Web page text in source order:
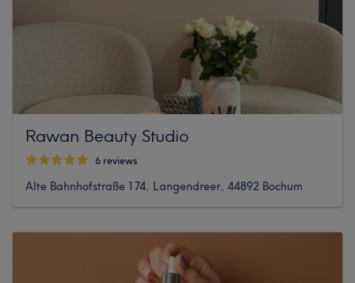
Rawan Beauty Studio
6 reviews
Alte Bahnhofstraße 174, Langendreer, 44892 Bochum